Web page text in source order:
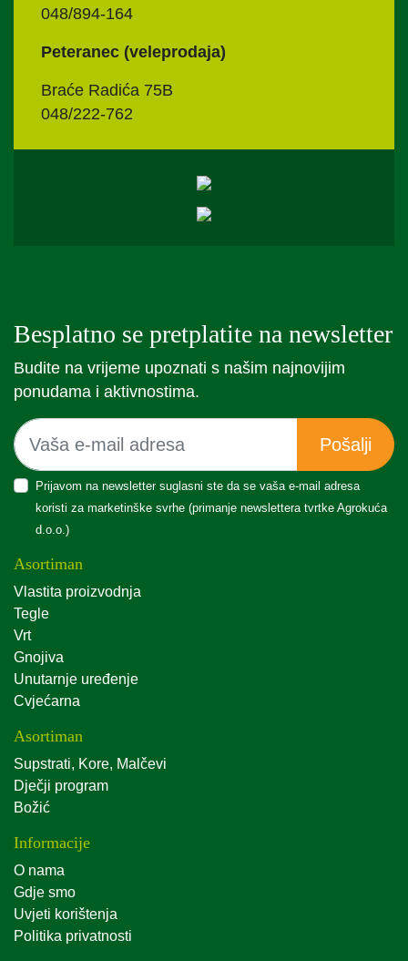
048/894-164
Peteranec (veleprodaja)
Braće Radića 75B
048/222-762
Besplatno se pretplatite na newsletter
Budite na vrijeme upoznati s našim najnovijim
ponudama i aktivnostima.
Pošalji
Prijavom na newsletter suglasni ste da se vaša e-mail adresa
koristi za marketinške svrhe (primanje newslettera tvrtke Agrokuća
d.o.o.)
Asortiman
Vlastita proizvodnja
Tegle
Vrt
Gnojiva
Unutarnje uređenje
Cvjećarna
Asortiman
Supstrati, Kore, Malčevi
Dječji program
Božić
Informacije
O nama
Gdje smo
Uvjeti korištenja
Politika privatnosti